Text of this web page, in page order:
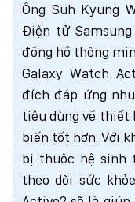
Ông Suh Kyung
Điện tử
đồng hồ thông
Galaxy Watch
đích đáp ứng
tiêu dùng về thiết
biến tốt hơn. Với
bị thuộc hệ sinh
theo dõi sức